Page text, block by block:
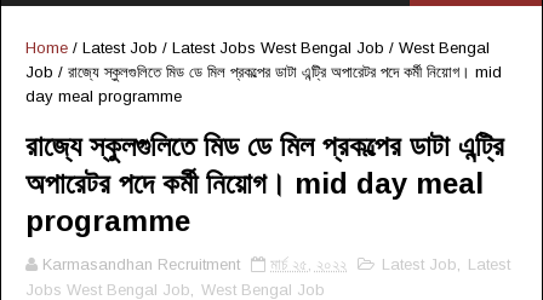
Home / Latest Job / Latest Jobs West Bengal Job / West Bengal
Job / রাজ্যে স্কুলগুলিতে মিড ডে মিল প্রকল্পের ডাটা এন্ট্রি অপারেটর পদে কর্মী নিয়োগ। mid
day meal programme
রাজ্যে স্কুলগুলিতে মিড ডে মিল প্রকল্পের ডাটা এন্ট্রি
অপারেটর পদে কর্মী নিয়োগ। mid day meal
programme
Karmasandhan Recruitment মার্চ ২৫, ২০২২ Latest Job
Latest
Jobs West Bengal Job
West Bengal Job